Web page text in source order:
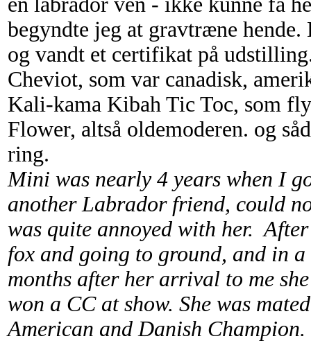
begyndte jeg at gravtræne
og vandt et certifikat på
Cheviot, som var canadisk,
Kali-kama Kibah Tic Toc, som
Flower, altså oldemoderen. og
ring.
Mini was nearly 4 years when I
another Labrador friend, could
was quite annoyed with her.
fox and going to ground, and in
months after her arrival to me
won a CC at show. She was
American and Danish